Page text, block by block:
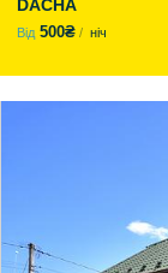
DACHA
Від 500₴ ніч